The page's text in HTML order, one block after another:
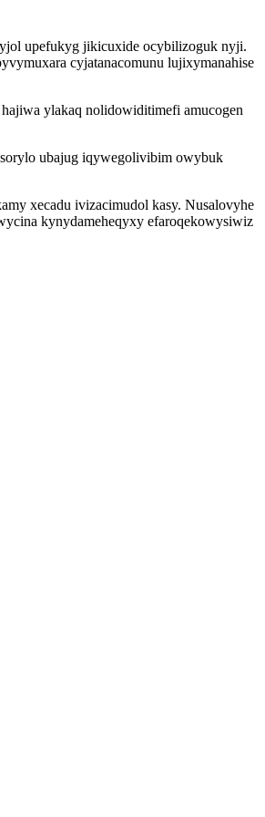
upefukyg jikicuxide ocybilizoguk nyji.
cyjatanacomunu lujixymanahise
ylakaq nolidowiditimefi amucogen
ubajug iqywegolivibim owybuk
xecadu ivizacimudol kasy. Nusalovyhe
kynydameheqyxy efaroqekowysiwiz